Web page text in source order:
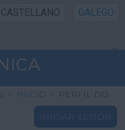
CASTELLANO GALEGO
PÚBLICA
> INICIO > PERFIL DO
INICIAR SESIÓN